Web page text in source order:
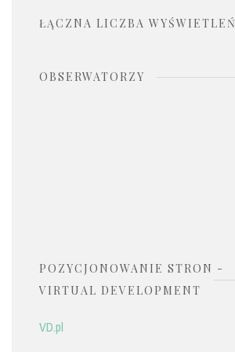
ŁĄCZNA LICZBA WYŚWIETLEŃ
OBSERWATORZY
POZYCJONOWANIE STRON -
VIRTUAL DEVELOPMENT
VD.pl